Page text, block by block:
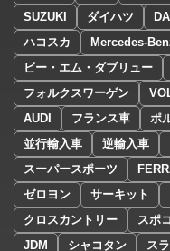
SUZUKI
ダイハツ
ハコスカ
Mercedes-
ビー・エム・ダブリュー
フォルクスワーゲン
AUDI
フランス車 ポ
並行輸入車
逆輸入車
スーパースポーツ
ゼロヨン
サーキット
クロスカントリー
スポ
JDM
シャコタン ス